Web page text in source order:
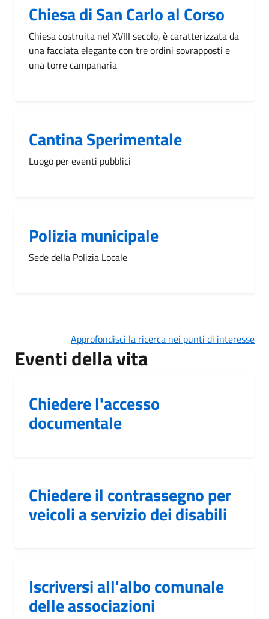
Chiesa di San Carlo al Corso
Chiesa costruita nel XVIII secolo, è caratterizzata da
una facciata elegante con tre ordini sovrapposti e
una torre campanaria
Cantina Sperimentale
Luogo per eventi pubblici
Polizia municipale
Sede della Polizia Locale
Approfondisci la ricerca nei punti di interesse
Eventi della vita
Chiedere l'accesso
documentale
Chiedere il contrassegno per
veicoli a servizio dei disabili
Iscriversi all'albo comunale
delle associazioni